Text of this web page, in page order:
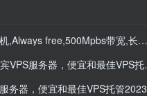
free,500Mpbs带宽,长期免费云主机
服务器，便宜和最佳VPS托管2023
务器，便宜和最佳VPS托管2023